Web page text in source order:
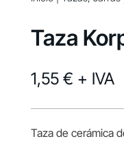
Taza
1,55 € + IVA
Taza de cerámica